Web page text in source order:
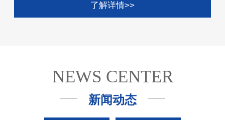
了解详情>>
NEWS CENTER
新闻动态